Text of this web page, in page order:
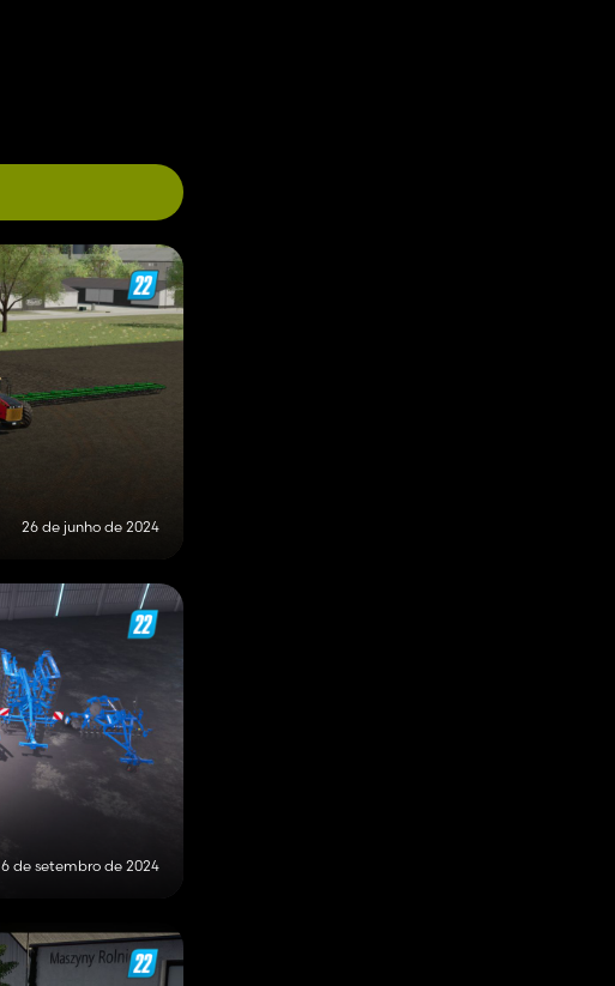
26 de junho de 2024
6 de setembro de 2024